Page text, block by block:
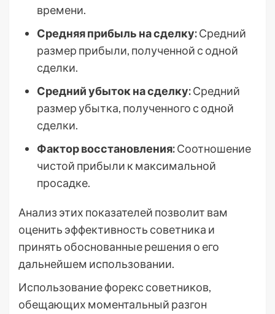
времени.
Средняя прибыль на сделку:Средний
размер прибыли, полученной с одной
сделки.
Средний убыток на сделку:Средний
размер убытка, полученного с одной
сделки.
Фактор восстановления:Соотношение
чистой прибыли к максимальной
просадке.
Анализ этих показателей позволит вам
оценить эффективность советника и
принять обоснованные решения о его
дальнейшем использовании.
Использование форекс советников,
обещающих моментальный разгон